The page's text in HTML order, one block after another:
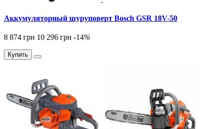
Аккумуляторный шуруповерт Bosch GSR 18V-50
8 874 грн 10 296 грн -14%
Купить